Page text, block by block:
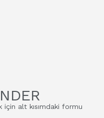
için alt kısımdaki formu